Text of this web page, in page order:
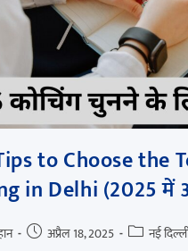
to Choose the
in Delhi (2025 में
अप्रैल 18, 2025 नई